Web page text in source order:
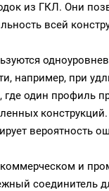
из ГКЛ. Они
всей
например, при
один профиль
вероятность
и
соединитель